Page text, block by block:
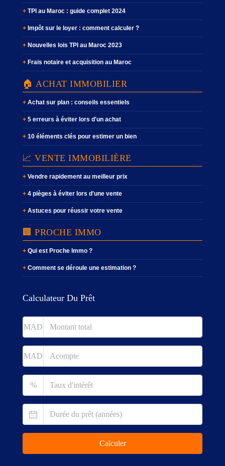
TPI au Maroc : guide complet 2024
Impôt sur le loyer : comment calculer ?
Nouvelles lois TPI au Maroc 2023
Frais notaire et acquisition au Maroc
🏠 ACHAT IMMOBILIER
Achat sur plan : conseils essentiels
5 erreurs à éviter lors d'un achat
10 éléments clés pour estimer un bien
📈 VENTE IMMOBILIÈRE
Vendre rapidement au meilleur prix
4 pièges à éviter lors d'une vente
Astuces pour réussir votre vente
🏢 PROCHE IMMO
Qui est Proche Immo ?
Comment se déroule une estimation ?
Calculateur Du Prêt
MAD
MAD
%
Calculer